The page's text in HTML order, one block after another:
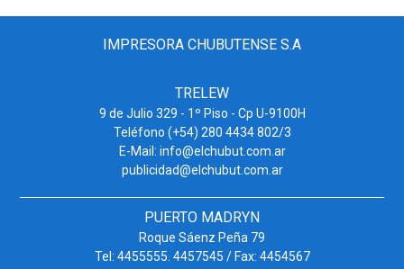
IMPRESORA CHUBUTENSE S.A
TRELEW
9 de Julio 329 - 1º Piso - Cp U-9100H
Teléfono (+54) 280 4434 802/3
E-Mail: info@elchubut.com.ar
publicidad@elchubut.com.ar
PUERTO MADRYN
Roque Sáenz Peña 79
Tel: 4455555. 4457545 / Fax: 4454567